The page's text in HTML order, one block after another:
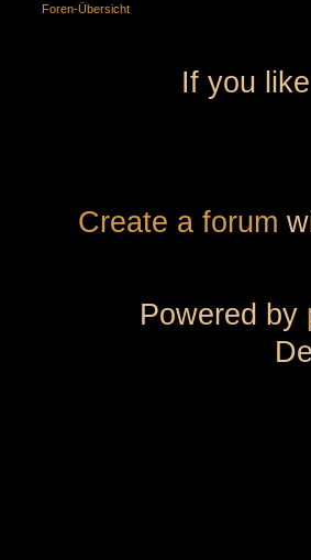
Foren-Übersicht
If you
Create a forum
Powered by